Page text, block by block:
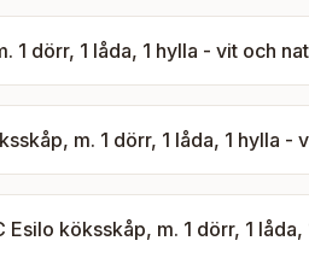
1 dörr, 1 låda, 1 hylla - vit och
m. 1 dörr, 1 låda, 1 hylla -
Esilo köksskåp, m. 1 dörr, 1